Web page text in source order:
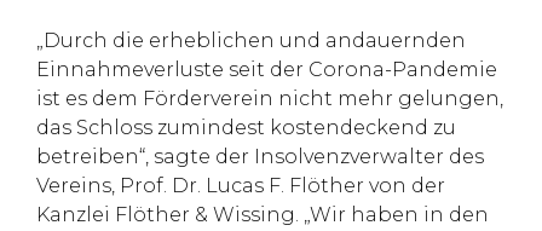
„Durch die erheblichen und andauernden
Einnahmeverluste seit der Corona-Pandemie
ist es dem Förderverein nicht mehr gelungen,
das Schloss zumindest kostendeckend zu
betreiben“, sagte der Insolvenzverwalter des
Vereins, Prof. Dr. Lucas F. Flöther von der
Kanzlei Flöther & Wissing. „Wir haben in den